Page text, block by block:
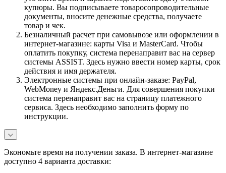
купюры. Вы подписываете товаросопроводительные
документы, вносите денежные средства, получаете
товар и чек.
Безналичный расчет при самовывозе или оформлении в
интернет-магазине: карты Visa и MasterCard. Чтобы
оплатить покупку, система перенаправит вас на сервер
системы ASSIST. Здесь нужно ввести номер карты, срок
действия и имя держателя.
Электронные системы при онлайн-заказе: PayPal,
WebMoney и Яндекс.Деньги. Для совершения покупки
система перенаправит вас на страницу платежного
сервиса. Здесь необходимо заполнить форму по
инструкции.
Экономьте время на получении заказа. В интернет-магазине
доступно 4 варианта доставки: